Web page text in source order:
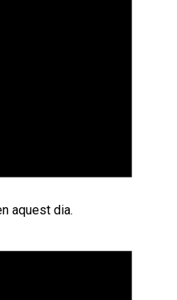
aquest dia.